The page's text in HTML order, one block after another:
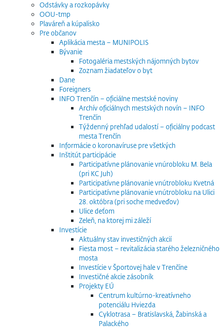
Odstávky a rozkopávky
OOU-tmp
Plaváreň a kúpalisko
Pre občanov
Aplikácia mesta – MUNIPOLIS
Bývanie
Fotogaléria mestských nájomných bytov
Zoznam žiadateľov o byt
Dane
Foreigners
INFO Trenčín – oficiálne mestské noviny
Archív oficiálnych mestských novín – INFO
Trenčín
Týždenný prehľad udalostí – oficiálny podcast
mesta Trenčín
Informácie o koronavíruse pre všetkých
Inštitút participácie
Participatívne plánovanie vnúrobloku M. Bela
(pri KC Juh)
Participatívne plánovanie vnútrobloku Kvetná
Participatívne plánovanie vnútrobloku na Ulici
28. októbra (pri soche medveďov)
Ulice deťom
Zeleň, na ktorej mi záleží
Investície
Aktuálny stav investičných akcií
Fiesta most – revitalizácia starého železničného
mosta
Investície v Športovej hale v Trenčíne
Investičné akcie zásobník
Projekty EÚ
Centrum kultúrno-kreatívneho
potenciálu Hviezda
Cyklotrasa – Bratislavská, Žabinská a
Palackého